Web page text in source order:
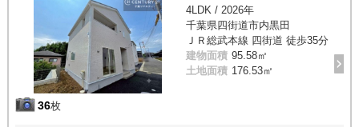
36枚
4LDK / 2026年
千葉県四街道市内黒田
ＪＲ総武本線 四街道 徒歩35分
建物面積 95.58㎡
土地面積 176.53㎡